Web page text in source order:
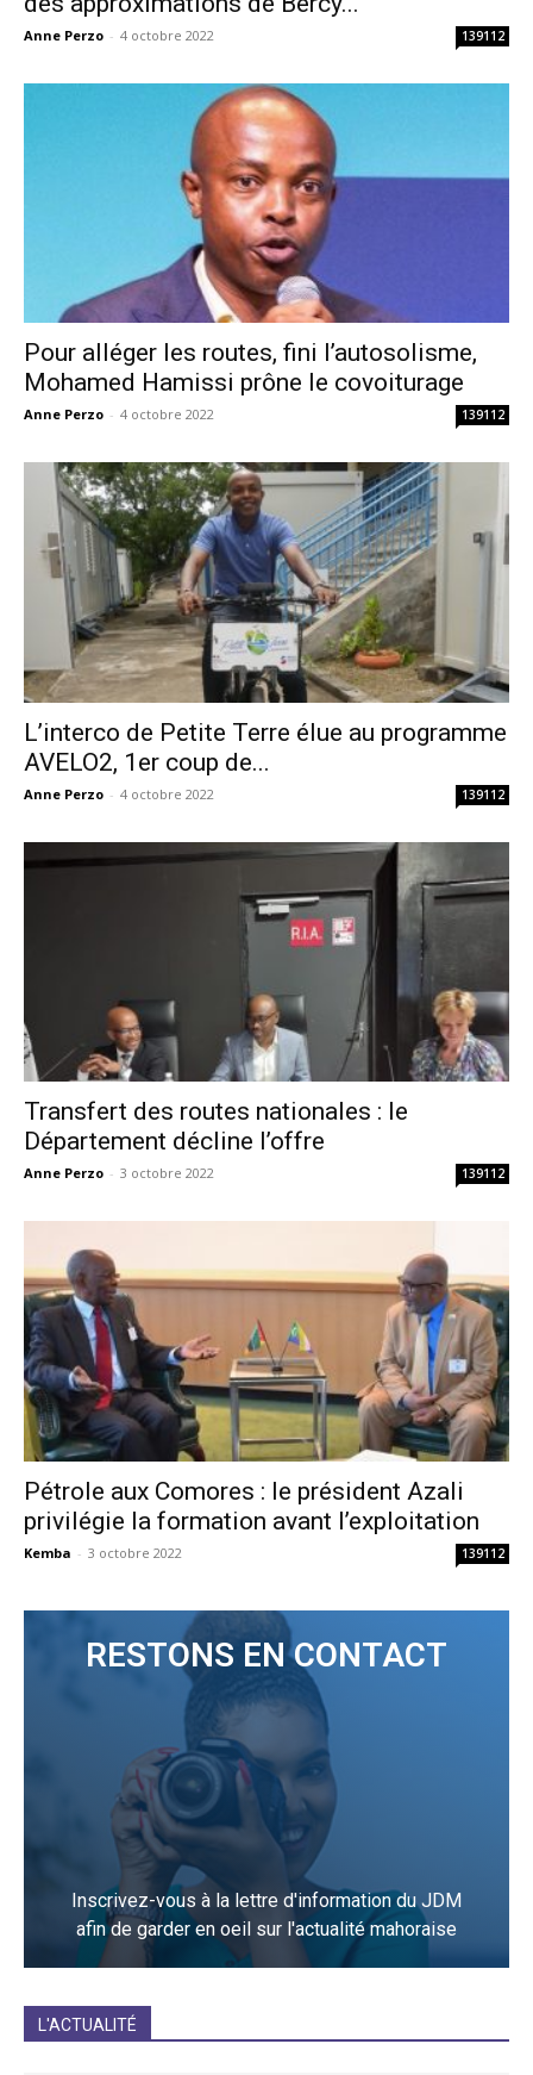
Anne Perzo - 4 octobre 2022 139112
Pour alléger les routes, fini l’autosolisme,
Mohamed Hamissi prône le covoiturage
Anne Perzo - 4 octobre 2022 139112
L’interco de Petite Terre élue au programme
AVELO2, 1er coup de...
Anne Perzo - 4 octobre 2022 139112
Transfert des routes nationales : le
Département décline l’offre
Anne Perzo - 3 octobre 2022 139112
Pétrole aux Comores : le président Azali
privilégie la formation avant l’exploitation
Kemba - 3 octobre 2022 139112
RESTONS EN CONTACT
Inscrivez-vous à la lettre d'information du JDM
afin de garder en oeil sur l'actualité mahoraise
L'ACTUALITÉ